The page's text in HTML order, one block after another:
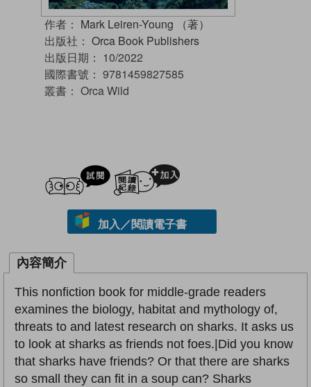
作者： Mark Leiren-Young （著）
出版社： Orca Book Publishers
出版日期： 10/2022
國際書號： 9781459827585
叢書： Orca Wild
試閲
加入／閱讀電子書
內容簡介
This nonfiction book for middle-grade readers
examines the biology, habitat and mythology of,
threats to and latest research on sharks. It asks us
to look at sharks as friends not foes.|Did you know
that sharks have friends? Or that there are sharks
so small they can fit in a soup can? Sharks